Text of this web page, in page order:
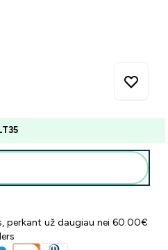
perkant už daugiau nei 60.00€